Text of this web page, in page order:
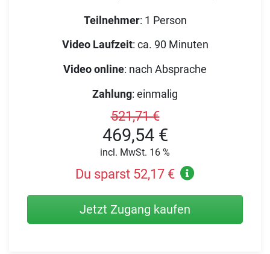
Teilnehmer: 1 Person
Video Laufzeit: ca. 90 Minuten
Video online: nach Absprache
Zahlung: einmalig
521,71 €
469,54 €
incl. MwSt. 16 %
Du sparst 52,17 €
Jetzt Zugang kaufen